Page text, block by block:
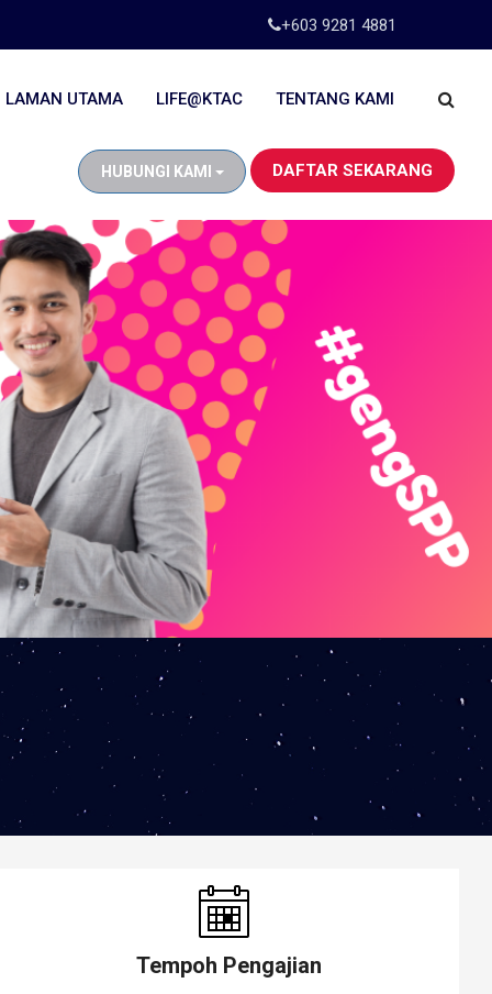
+603 9281 4881
LAMAN UTAMA LIFE@KTAC TENTANG KAMI
HUBUNGI KAMI DAFTAR SEKARANG
Tempoh Pengajian